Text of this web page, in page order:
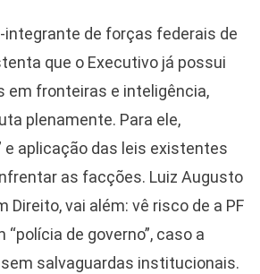
integrante de forças federais de
que o Executivo já possui
em fronteiras e inteligência,
plenamente. Para ele,
e aplicação das leis existentes
as facções. Luiz Augusto
Direito, vai além: vê risco de a PF
de governo”, caso a
salvaguardas institucionais.
Camiseta Camisa
Bolsonaro Presidente
2026 Pátria Brasil 6 X